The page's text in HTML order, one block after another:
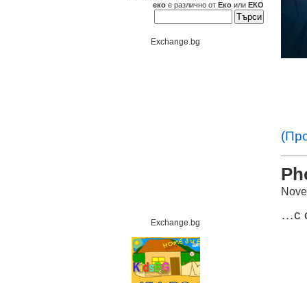
…с
еко е различно от Еко или ЕКО
Exchange.bg
Exchange.bg